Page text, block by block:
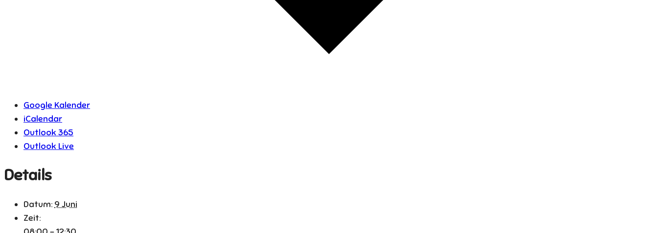
Google Kalender
iCalendar
Outlook 365
Outlook Live
Details
Datum: 9 Juni
Zeit: